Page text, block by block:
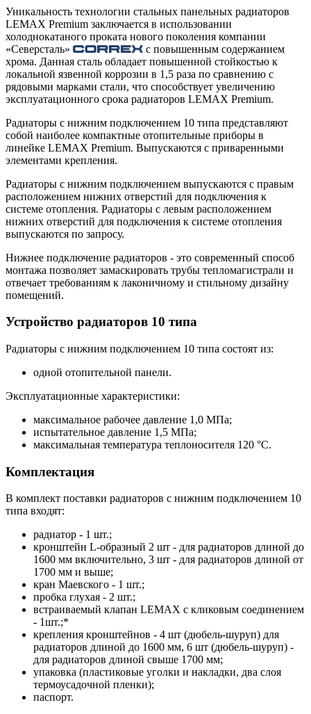
Уникальность технологии стальных панельных радиаторов
LEMAX Premium заключается в использовании
холоднокатаного проката нового поколения компании
«Северсталь»
с повышенным содержанием
хрома. Данная сталь обладает повышенной стойкостью к
локальной язвенной коррозии в 1,5 раза по сравнению с
рядовыми марками стали, что способствует увеличению
эксплуатационного срока радиаторов LEMAX Premium.
Радиаторы с нижним подключением 10 типа представляют
собой наиболее компактные отопительные приборы в
линейке LEMAX Premium. Выпускаются с приваренными
элементами крепления.
Радиаторы с нижним подключением выпускаются с правым
расположением нижних отверстий для подключения к
системе отопления. Радиаторы с левым расположением
нижних отверстий для подключения к системе отопления
выпускаются по запросу.
Нижнее подключение радиаторов - это современный способ
монтажа позволяет замаскировать трубы тепломагистрали и
отвечает требованиям к лаконичному и стильному дизайну
помещений.
Устройство радиаторов 10 типа
Радиаторы с нижним подключением 10 типа состоят из:
одной отопительной панели.
Эксплуатационные характеристики:
максимальное рабочее давление 1,0 МПа;
испытательное давление 1,5 МПа;
максимальная температура теплоносителя 120 °С.
Комплектация
В комплект поставки радиаторов с нижним подключением 10
типа входят:
радиатор - 1 шт.;
кронштейн L-образный 2 шт - для радиаторов длиной до
1600 мм включительно, 3 шт - для радиаторов длиной от
1700 мм и выше;
кран Маевского - 1 шт.;
пробка глухая - 2 шт.;
встраиваемый клапан LEMAX с кликовым соединением
- 1шт.;*
крепления кронштейнов - 4 шт (дюбель-шуруп) для
радиаторов длиной до 1600 мм, 6 шт (дюбель-шуруп) -
для радиаторов длиной свыше 1700 мм;
упаковка (пластиковые уголки и накладки, два слоя
термоусадочной пленки);
паспорт.